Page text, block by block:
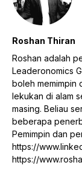
Roshan Thiran
Roshan adalah
Leaderonomics
boleh memimpin
lekukan di alam
masing. Beliau
beberapa
Pemimpin dan
https://
https://